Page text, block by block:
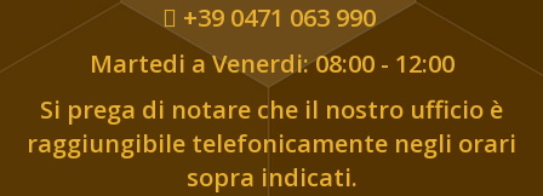
+39 0471 063 990
Martedi a Venerdi: 08:00 - 12:00
Si prega di notare che il nostro ufficio è
raggiungibile telefonicamente negli orari
sopra indicati.